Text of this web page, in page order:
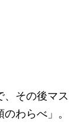
、その後マス
わらべ」。